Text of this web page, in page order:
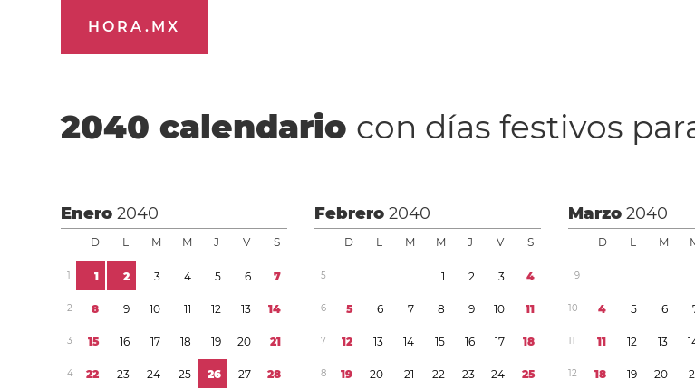
HORA.MX
2040 calendario con días festivos
Enero2040
D L M M J V S
1 1 2 3 4 5 6 7
2 8 9 10 11 12 13 14
3 15 16 17 18 19 20 21
4 22 23 24 25 26 27 28
Febrero2040
D L M M J V S
5 1 2 3 4
6 5 6 7 8 9 10 11
7 12 13 14 15 16 17 18
8 19 20 21 22 23 24 25
Marzo2040
D L M
9
10 4 5 6
11 11 12 13 1
12 18 19 20 2